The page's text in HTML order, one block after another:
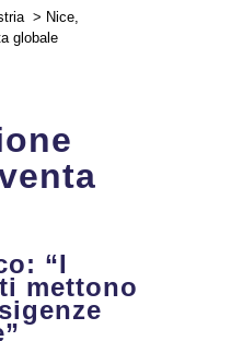
> Nice,
globale
“I
mettono